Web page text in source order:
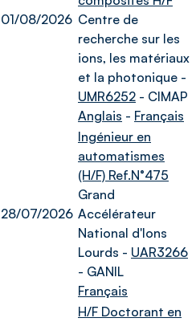
01/08/2026 Centre de
recherche sur les
ions, les matériaux
et la photonique -
UMR6252 - CIMAP
Anglais - Français
28/07/2026
Ingénieur en
automatismes
(H/F) Ref.N°475
Grand
Accélérateur
National d'Ions
Lourds - UAR3266
- GANIL
Français
H/F Doctorant en